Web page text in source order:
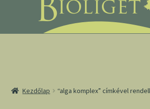
navigációhoz
tartalomba
Kezdőlap “alga komplex” címkével